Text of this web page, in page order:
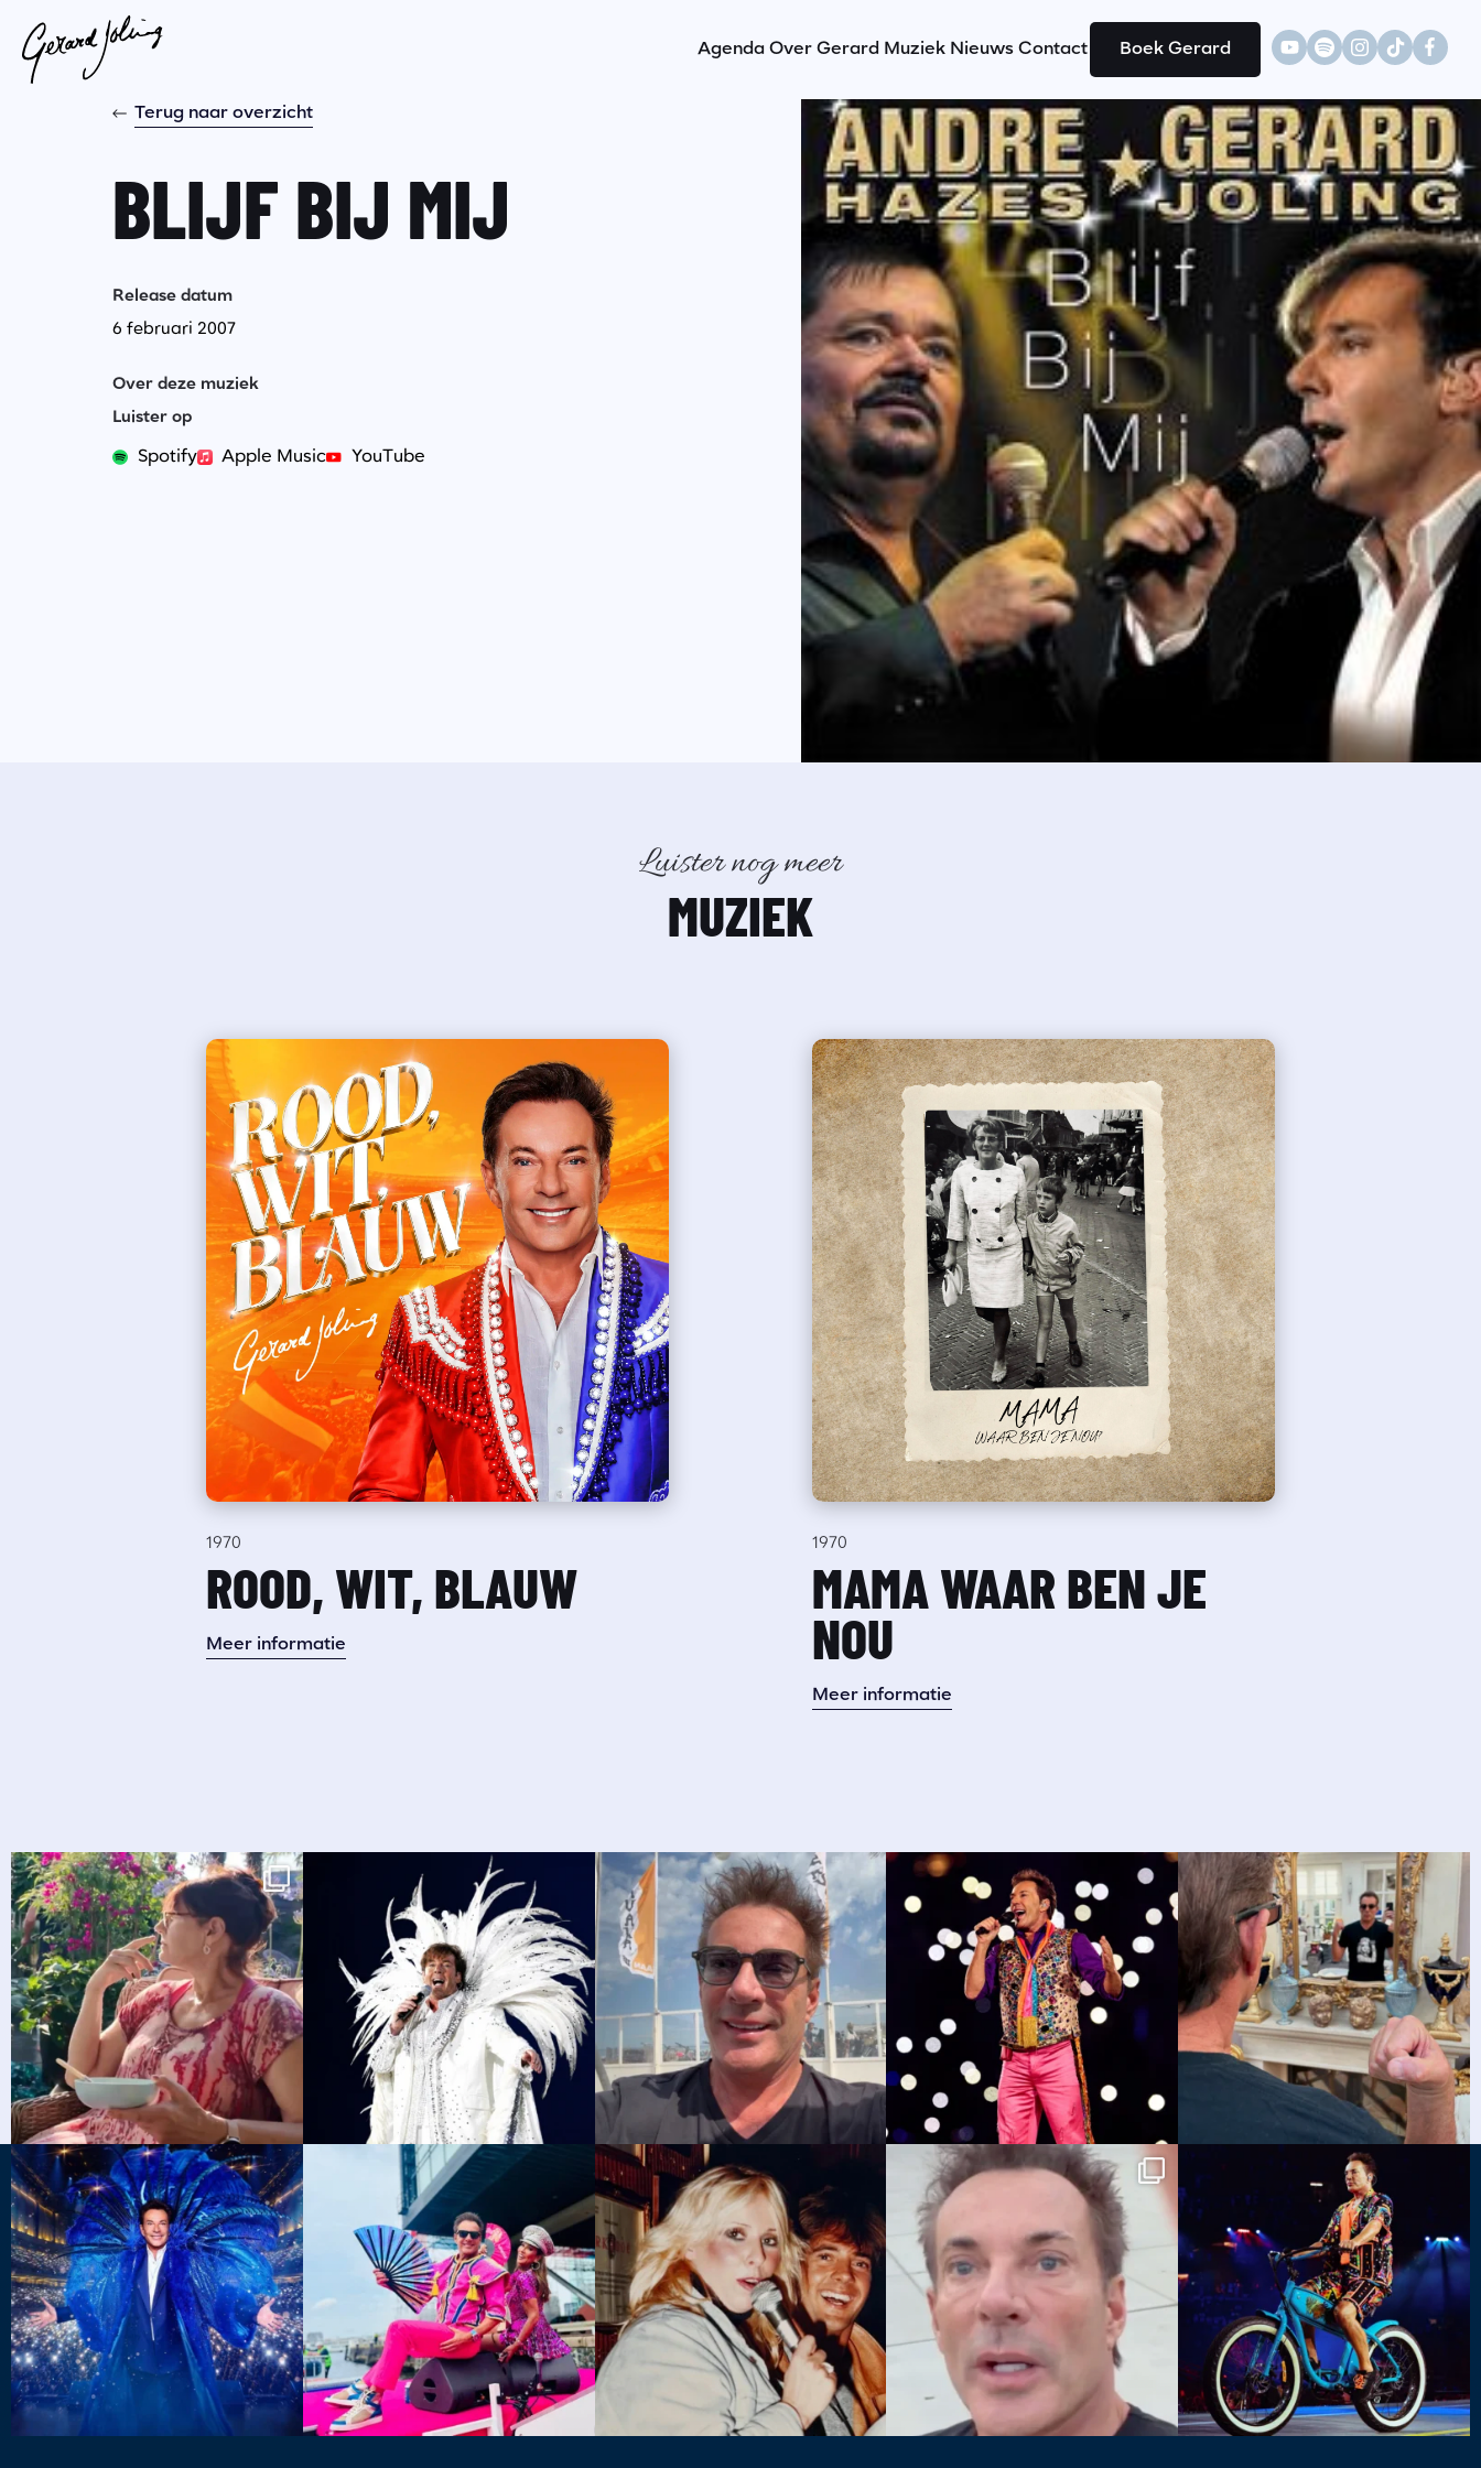
Agenda Over Gerard Muziek Nieuws Contact Boek Gerard
Terug naar overzicht
BLIJF BIJ MIJ
Release datum
6 februari 2007
Over deze muziek
Luister op
Spotify Apple Music YouTube
Luister nog meer
MUZIEK
1970
ROOD, WIT, BLAUW
Meer informatie
1970
MAMA WAAR BEN JE
NOU
Meer informatie